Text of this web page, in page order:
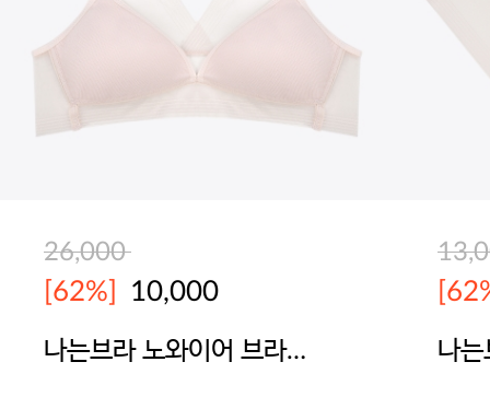
26,000
[62%] 10,000
나는브라 노와이어 브라
나